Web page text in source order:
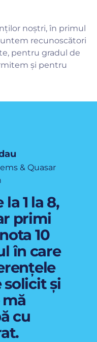
noștri, în primul
recunoscători
pentru gradul de
și pentru
& Quasar
la 1 la 8,
primi
10
în care
solicit și
mă
cu